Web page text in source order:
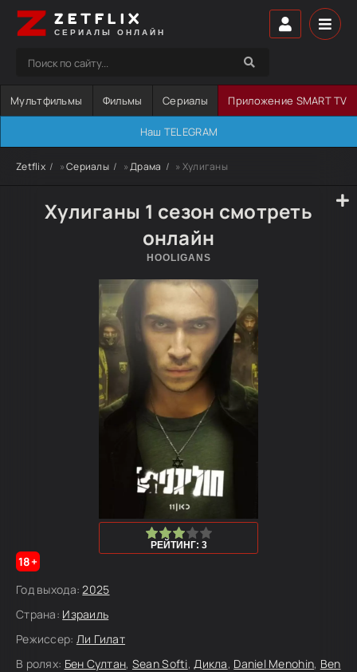
ZETFLIX
СЕРИАЛЫ ОНЛАЙН
Мультфильмы Фильмы Сериалы Приложение SMART TV
Наш TELEGRAM
Zetflix »Сериалы »Драма » Хулиганы
Хулиганы 1 сезон смотреть
онлайн
HOOLIGANS
4
5
РЕЙТИНГ: 3
18+
Год выхода: 2025
Страна: Израиль
Режиссер: Ли Гилат
В ролях: Бен Султан, Sean Softi,Дикла, Daniel Menohin, Ben